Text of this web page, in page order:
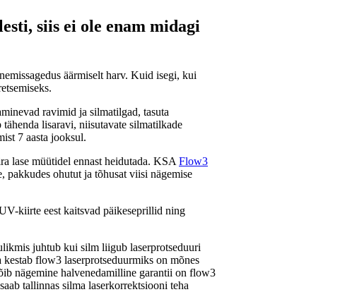
siis ei ole enam midagi
äärmiselt harv. Kuid isegi, kui
ravimid ja silmatilgad, tasuta
tähenda lisaravi, niisutavate silmatilkade
7 aasta jooksul.
lase müütidel ennast heidutada. KSA Flow3
pakkudes ohutut ja tõhusat viisi nägemise
kiirte eest kaitsvad päikeseprillid ning
mis juhtub kui silm liigub laserprotseduuri
kestab flow3 laserprotseduurmiks on mõnes
nägemine halvenedamilline garantii on flow3
tallinnas silma laserkorrektsiooni teha